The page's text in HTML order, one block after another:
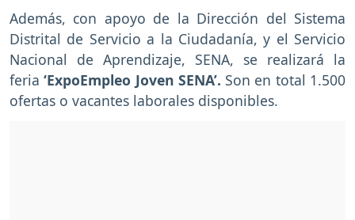
Además, con apoyo de la Dirección del Sistema
Distrital de Servicio a la Ciudadanía, y el Servicio
Nacional de Aprendizaje, SENA, se realizará la
feria‘ExpoEmpleo Joven SENA’. Son en total 1.500
ofertas o vacantes laborales disponibles.